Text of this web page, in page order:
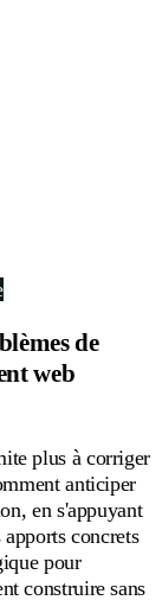
de
web
plus à corriger
anticiper
en s'appuyant
concrets
pour
construire sans